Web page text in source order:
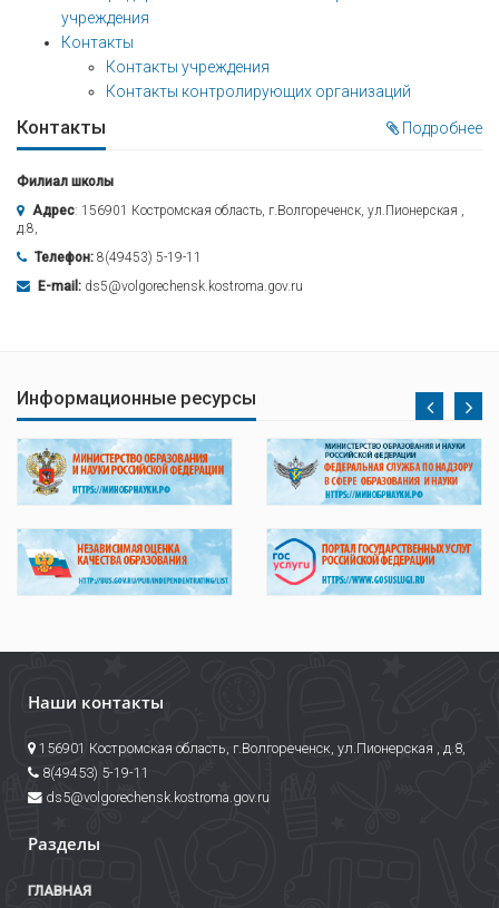
учреждения
Контакты
Контакты учреждения
Контакты контролирующих организаций
Контакты Подробнее
Филиал школы
Адрес: 156901 Костромская область, г.Волгореченск, ул.Пионерская ,
д.8,
Телефон: 8(49453) 5-19-11
E-mail: ds5@volgorechensk.kostroma.gov.ru
Информационные ресурсы
Наши контакты
156901 Костромская область, г.Волгореченск, ул.Пионерская , д.8,
8(49453) 5-19-11
ds5@volgorechensk.kostroma.gov.ru
Разделы
ГЛАВНАЯ